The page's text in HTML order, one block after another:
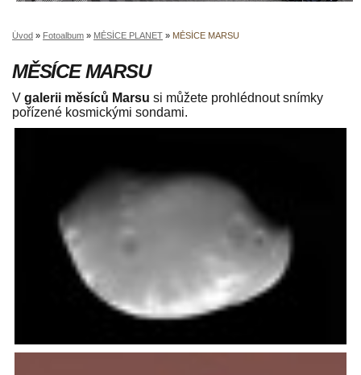
Úvod » Fotoalbum » MĚSÍCE PLANET » MĚSÍCE MARSU
MĚSÍCE MARSU
V galerii měsíců Marsu si můžete prohlédnout snímky
pořízené kosmickými sondami.